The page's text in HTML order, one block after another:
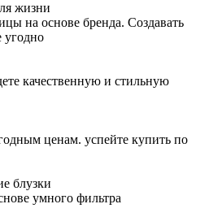
жизни
на основе бренда. Создавать
угодно
качественную и стильную
ценам. успейте купить по
блузки
умного фильтра